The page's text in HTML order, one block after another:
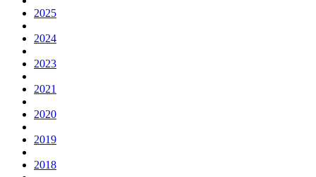
2025
2024
2023
2021
2020
2019
2018